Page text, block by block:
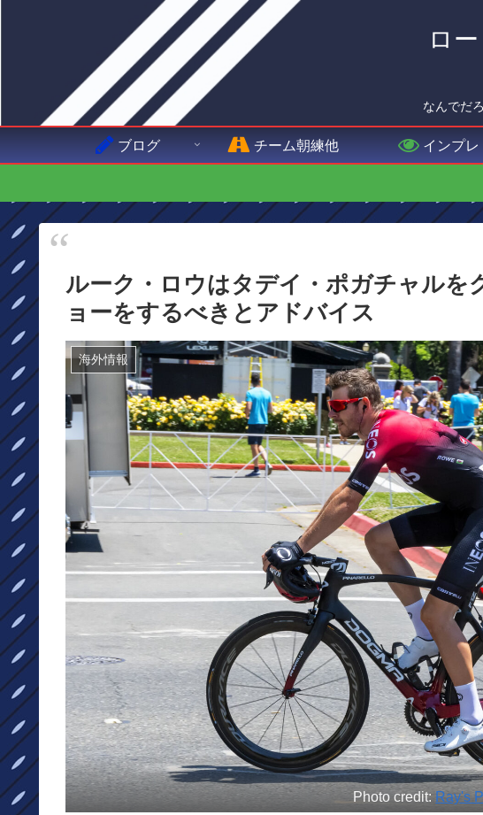
ロ
なんでだ
ブログ チーム朝練他 インプレ
ルーク・ロウはタデイ・ポガチャルを
ョーをするべきとアドバイス
海外情報
Photo credit: Ray's